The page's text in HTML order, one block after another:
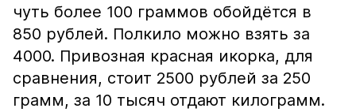
чуть более 100 граммов обойдётся в
850 рублей. Полкило можно взять за
4000. Привозная красная икорка, для
сравнения, стоит 2500 рублей за 250
грамм, за 10 тысяч отдают килограмм.